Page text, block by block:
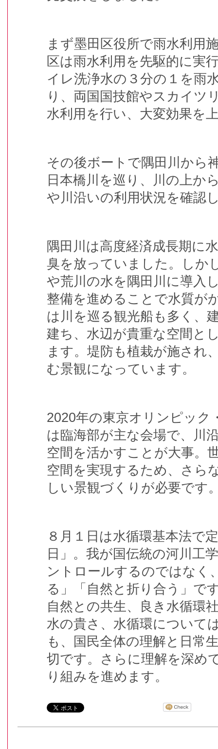
まず墨田区役所で雨水利用
区は雨水利用を先駆的に実
イレ洗浄水の３分の１を雨
り、両国国技館やスカイツ
水利用を行い、大変効果を
その後ボートで隅田川から
日本橋川を巡り、川の上か
や川沿いの利用状況を確認
隅田川は高度経済成長期に
臭を放っていました。しか
や荒川の水を隅田川に導入
整備を進めることで水質が
は川を巡る観光船も多く、
建ち、水辺が貴重な空間と
ます。堤防も植栽が施され
む景観になっています。
2020年の東京オリンピック
は臨海部が主な会場で、川
空間を活かすことが大事。
空間を実現するため、さら
しい景観づくりが必要です
８月１日は水循環基本法で
日」。我が国伝統の河川工
ントロールするのではなく
る」「自然と折り合う」で
自然との共生、良き水循環
水の貴さ、水循環について
も、国民全体の理解と日常
切です。さらに理解を深め
り組みを進めます。